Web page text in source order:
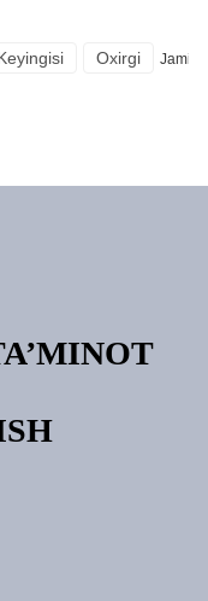
Oxirgi Jami